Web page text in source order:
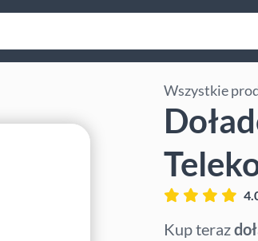
Wszystkie
Kup teraz